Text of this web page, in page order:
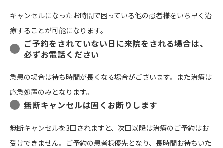
キャンセルになったお時間で困っている他の患者様をいち早く治
療することが可能になります。
ご予約をされていない日に来院をされる場合は、
必ずお電話ください
急患の場合は待ち時間が長くなる場合がございます。また治療は
応急処置のみとなります。
無断キャンセルは固くお断りします
無断キャンセルを3回されますと、次回以降は治療のご予約はお
受けできません。ご予約の患者様優先となり、長時間お待ちいた